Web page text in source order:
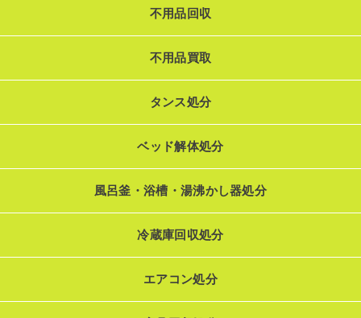
不用品回収
不用品買取
タンス処分
ベッド解体処分
風呂釜・浴槽・湯沸かし器処分
冷蔵庫回収処分
エアコン処分